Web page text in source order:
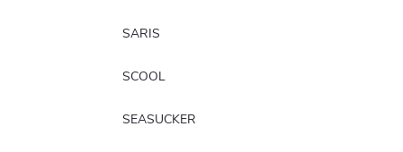
SARIS
SCOOL
SEASUCKER